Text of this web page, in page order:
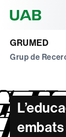
GRUMED
Grup de